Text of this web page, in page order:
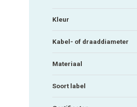
Kleur
Kabel- of draaddiameter
Materiaal
Soort label